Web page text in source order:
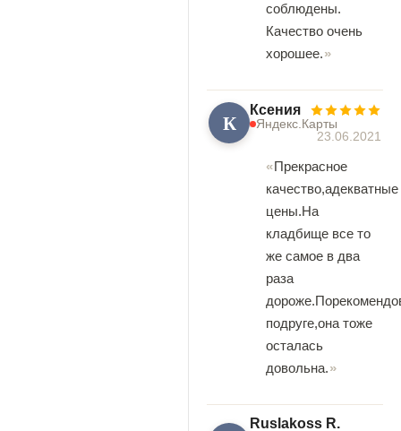
соблюдены.
Качество очень
хорошее.
К Ксения
Яндекс.Карты
23.06.2021
Прекрасное
качество,адекватные
цены.На
кладбище все то
же самое в два
раза
подруге,она тоже
осталась
довольна.
Ruslakoss R.